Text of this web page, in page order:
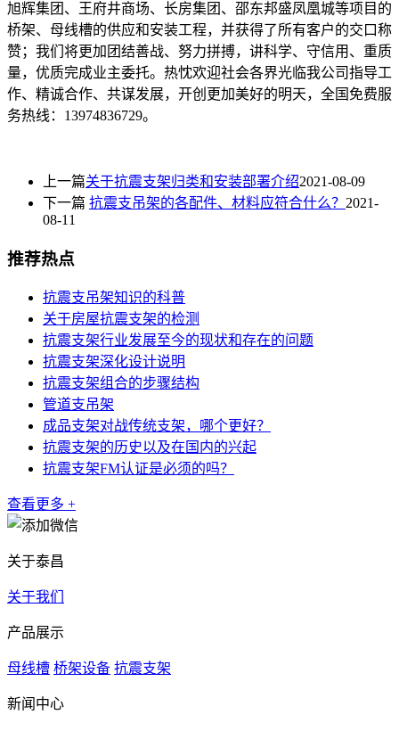
旭辉集团、王府井商场、长房集团、邵东邦盛凤凰城等项目的
桥架、母线槽的供应和安装工程，并获得了所有客户的交口称
赞；我们将更加团结善战、努力拼搏，讲科学、守信用、重质
量，优质完成业主委托。热忱欢迎社会各界光临我公司指导工
作、精诚合作、共谋发展，开创更加美好的明天，全国免费服
务热线：13974836729。
上一篇关于抗震支架归类和安装部署介绍2021-08-09
下一篇 抗震支吊架的各配件、材料应符合什么？ 2021-
08-11
推荐热点
抗震支吊架知识的科普
关于房屋抗震支架的检测
抗震支架行业发展至今的现状和存在的问题
抗震支架深化设计说明
抗震支架组合的步骤结构
管道支吊架
成品支架对战传统支架，哪个更好？
抗震支架的历史以及在国内的兴起
抗震支架FM认证是必须的吗？
查看更多 +
关于泰昌
关于我们
产品展示
母线槽 桥架设备 抗震支架
新闻中心